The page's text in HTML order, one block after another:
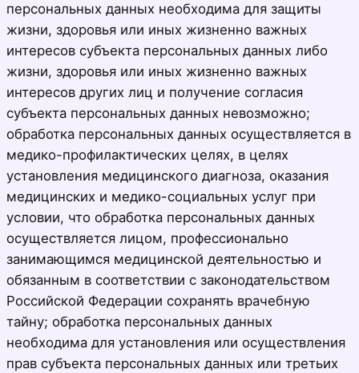
персональных данных необходима для защиты
жизни, здоровья или иных жизненно важных
интересов субъекта персональных данных либо
жизни, здоровья или иных жизненно важных
интересов других лиц и получение согласия
субъекта персональных данных невозможно;
обработка персональных данных осуществляется в
медико-профилактических целях, в целях
установления медицинского диагноза, оказания
медицинских и медико-социальных услуг при
условии, что обработка персональных данных
осуществляется лицом, профессионально
занимающимся медицинской деятельностью и
обязанным в соответствии с законодательством
Российской Федерации сохранять врачебную
тайну; обработка персональных данных
необходима для установления или осуществления
прав субъекта персональных данных или третьих